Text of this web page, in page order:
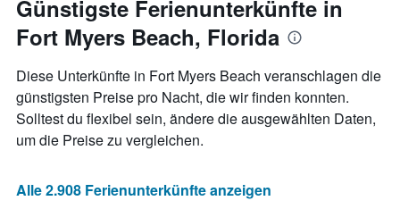
Zimmerpreis
das
Aufenthaltsdatum
rückt.
Diagramm
hat
1
X-
Achse,
die
Günstigste Ferienunterkünfte in
Fort Myers Beach, Florida
Diese Unterkünfte in Fort Myers Beach veranschlagen die
günstigsten Preise pro Nacht, die wir finden konnten.
Solltest du flexibel sein, ändere die ausgewählten Daten,
um die Preise zu vergleichen.
Alle 2.908 Ferienunterkünfte anzeigen